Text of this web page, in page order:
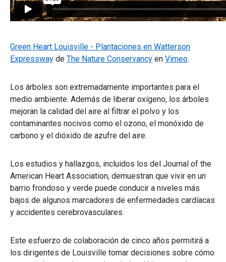
Green Heart Louisville - Plantaciones en Watterson
Expressway de The Nature Conservancy en Vimeo.
Los árboles son extremadamente importantes para el
medio ambiente. Además de liberar oxígeno, los árboles
mejoran la calidad del aire al filtrar el polvo y los
contaminantes nocivos como el ozono, el monóxido de
carbono y el dióxido de azufre del aire.
Los estudios y hallazgos, incluidos los del Journal of the
American Heart Association, demuestran que vivir en un
barrio frondoso y verde puede conducir a niveles más
bajos de algunos marcadores de enfermedades cardíacas
y accidentes cerebrovasculares.
Este esfuerzo de colaboración de cinco años permitirá a
los dirigentes de Louisville tomar decisiones sobre cómo